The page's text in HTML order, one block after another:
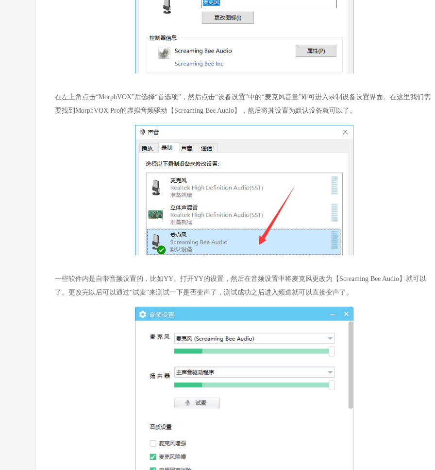
在左上角点击“MorphVOX”后选择“首选项”，然后点击“设备设置”中的“麦克风音量”即可进入录制设备设置界面。在这里我们需
要找到MorphVOX Pro的虚拟音频驱动【Screaming Bee Audio】，然后将其设置为默认设备就可以了。
一些软件内是自带音频设置的，比如YY。打开YY的设置，然后在音频设置中将麦克风更改为【Screaming Bee Audio】就可以
了。更改完以后可以通过“试麦”来测试一下是否变声了，测试成功之后进入频道就可以直接变声了。